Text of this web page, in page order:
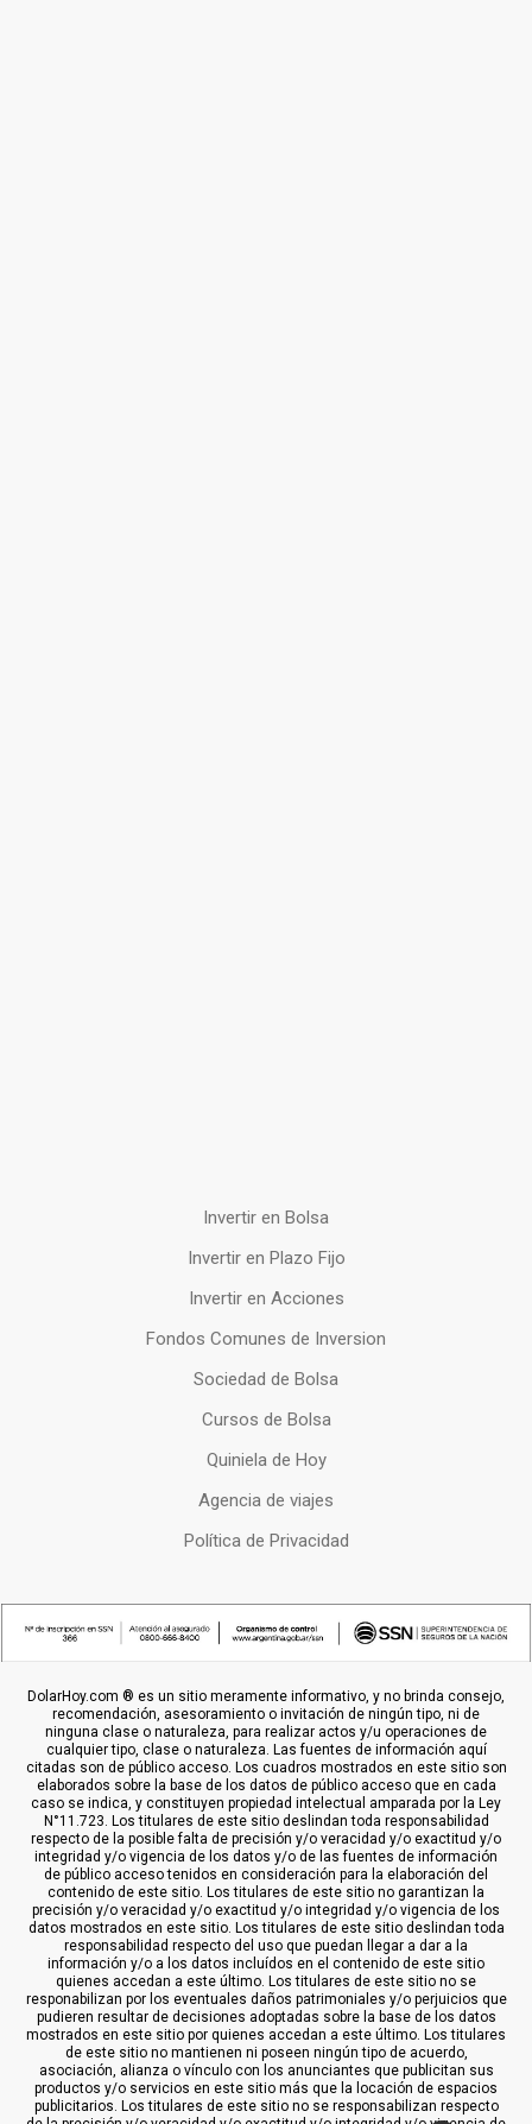
Invertir en Bolsa
Invertir en Plazo Fijo
Invertir en Acciones
Fondos Comunes de Inversion
Sociedad de Bolsa
Cursos de Bolsa
Quiniela de Hoy
Agencia de viajes
Política de Privacidad
DolarHoy.com ® es un sitio meramente informativo, y no brinda consejo,
recomendación, asesoramiento o invitación de ningún tipo, ni de
ninguna clase o naturaleza, para realizar actos y/u operaciones de
cualquier tipo, clase o naturaleza. Las fuentes de información aquí
citadas son de público acceso. Los cuadros mostrados en este sitio son
elaborados sobre la base de los datos de público acceso que en cada
caso se indica, y constituyen propiedad intelectual amparada por la Ley
N°11.723. Los titulares de este sitio deslindan toda responsabilidad
respecto de la posible falta de precisión y/o veracidad y/o exactitud y/o
integridad y/o vigencia de los datos y/o de las fuentes de información
de público acceso tenidos en consideración para la elaboración del
contenido de este sitio. Los titulares de este sitio no garantizan la
precisión y/o veracidad y/o exactitud y/o integridad y/o vigencia de los
datos mostrados en este sitio. Los titulares de este sitio deslindan toda
responsabilidad respecto del uso que puedan llegar a dar a la
información y/o a los datos incluídos en el contenido de este sitio
quienes accedan a este último. Los titulares de este sitio no se
responabilizan por los eventuales daños patrimoniales y/o perjuicios que
pudieren resultar de decisiones adoptadas sobre la base de los datos
mostrados en este sitio por quienes accedan a este último. Los titulares
de este sitio no mantienen ni poseen ningún tipo de acuerdo,
asociación, alianza o vínculo con los anunciantes que publicitan sus
productos y/o servicios en este sitio más que la locación de espacios
publicitarios. Los titulares de este sitio no se responsabilizan respecto